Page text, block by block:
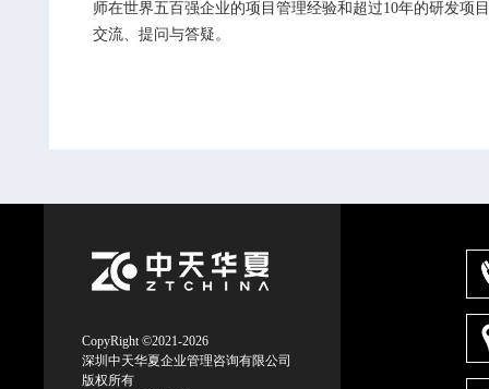
师在世界五百强企业的项目管理经验和超过10年的研发项
交流、提问与答疑。
CopyRight ©2021-2026
深圳中天华夏企业管理咨询有限公司
版权所有